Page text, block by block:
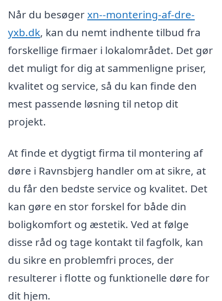
Når du besøgerxn--montering-af-dre-
yxb.dk, kan du nemt indhente tilbud fra
forskellige firmaer i lokalområdet. Det gør
det muligt for dig at sammenligne priser,
kvalitet og service, så du kan finde den
mest passende løsning til netop dit
projekt.
At finde et dygtigt firma til montering af
døre i Ravnsbjerg handler om at sikre, at
du får den bedste service og kvalitet. Det
kan gøre en stor forskel for både din
boligkomfort og æstetik. Ved at følge
disse råd og tage kontakt til fagfolk, kan
du sikre en problemfri proces, der
resulterer i flotte og funktionelle døre for
dit hjem.